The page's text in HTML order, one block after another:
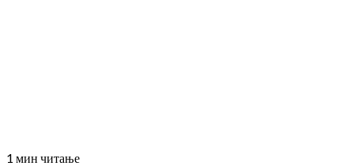
1 мин читање